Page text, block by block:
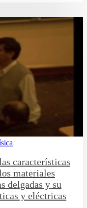
características
materiales
delgadas y su
y eléctricas